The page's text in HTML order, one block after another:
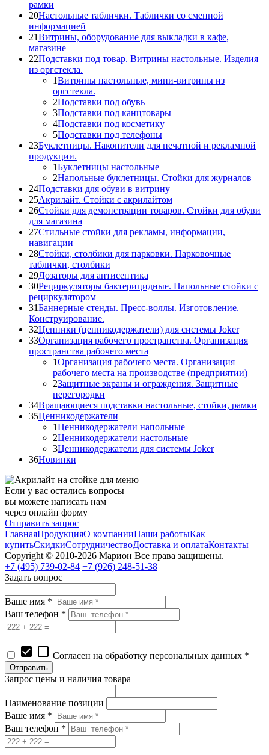
рамки
20Настольные таблички. Таблички со сменной
информацией
21Витрины, оборудование для выкладки в кафе,
магазине
22Подставки под товар. Витрины настольные. Изделия
из оргстекла.
1Витрины настольные, мини-витрины из
оргстекла.
2Подставки под обувь
3Подставки под канцтовары
4Подставки под косметику
5Подставки под телефоны
23Буклетницы. Накопители для печатной и рекламной
продукции.
1Буклетницы настольные
2Напольные буклетницы. Стойки для журналов
24Подставки для обуви в витрину
25Акрилайт. Стойки с акрилайтом
26Стойки для демонстрации товаров. Стойки для обуви
для магазина
27Стильные стойки для рекламы, информации,
навигации
28Стойки, столбики для парковки. Парковочные
таблички, столбики
29Дозаторы для антисептика
30Рециркуляторы бактерицидные. Напольные стойки с
рециркулятором
31Баннерные стенды. Пресс-воллы. Изготовление.
Конструирование.
32Ценники (ценникодержатели) для системы Joker
33Организация рабочего пространства. Организация
пространства рабочего места
1Организация рабочего места. Организация
рабочего места на производстве (предприятии)
2Защитные экраны и ограждения. Защитные
перегородки
34Вращающиеся подставки настольные, стойки, рамки
35Ценникодержатели
1Ценникодержатели напольные
2Ценникодержатели настольные
3Ценникодержатели для системы Joker
36Новинки
Если у вас остались вопросы
вы можете написать нам
через онлайн форму
Отправить запрос
ГлавнаяПродукцияО компанииНаши работыКак
купитьСкидкиСотрудничествоДоставка и оплатаКонтакты
Copyright © 2010-2026 Марион Все права защищены.
+7 (495) 739-02-84 +7 (926) 248-51-38
Задать вопрос
Ваше имя *
Ваш телефон *
check_box check_box_outline_blank Согласен на обработку персональных данных *
Запрос цены и наличия товара
Наименование позиции
Ваше имя *
Ваш телефон *